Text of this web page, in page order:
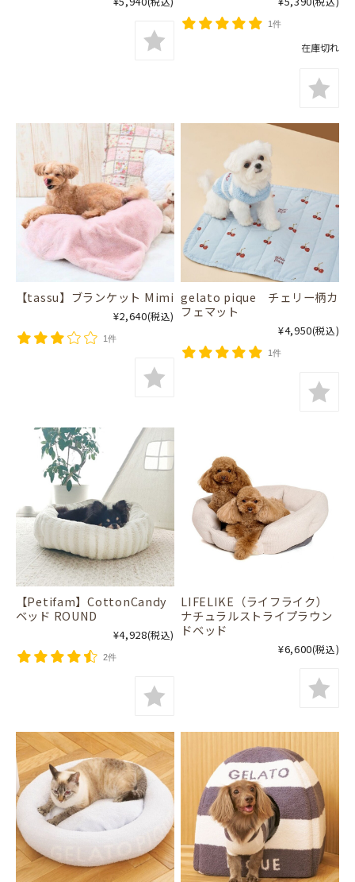
1件
在庫切れ
【tassu】ブランケット Mimi
¥2,640(税込)
1件
gelato pique チェリー柄カ
フェマット
¥4,950(税込)
1件
【Petifam】CottonCandy
ベッド ROUND
¥4,928(税込)
2件
LIFELIKE（ライフライク）
ナチュラルストライプラウン
ドベッド
¥6,600(税込)